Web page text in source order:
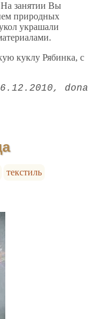
На занятии Вы
природных
украшали
куклу Рябинка, с
dona
текстиль